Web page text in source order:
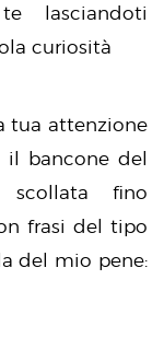
lasciandoti
curiosità
tua attenzione
bancone del
scollata fino
frasi del tipo
del mio pene: